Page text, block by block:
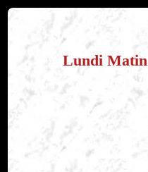
Lundi Matin